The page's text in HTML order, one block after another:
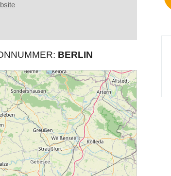
BERLIN